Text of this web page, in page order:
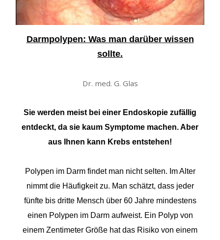
Darmpolypen: Was man darüber wissen
sollte.
Dr. med. G. Glas
Sie werden meist bei einer Endoskopie zufällig
entdeckt, da sie kaum Symptome machen. Aber
aus Ihnen kann Krebs entstehen!
Polypen im Darm findet man nicht selten. Im Alter
nimmt die Häufigkeit zu. Man schätzt, dass jeder
fünfte bis dritte Mensch über 60 Jahre mindestens
einen Polypen im Darm aufweist. Ein Polyp von
einem Zentimeter Größe hat das Risiko von einem